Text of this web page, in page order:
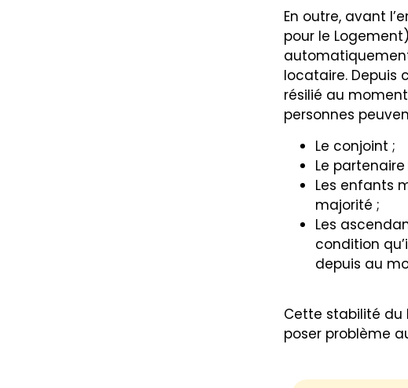
En outre, avant
pour le
locataire. Depuis
résilié au
personnes
Le conjoint ;
Le
Les enfants
majorité ;
Les
condition
depuis au
Cette stabilité
poser problème